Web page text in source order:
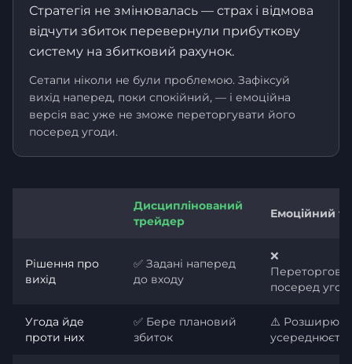
Стратегія не змінювалась — страх і відмова
відчути збиток перевернули прибуткову
систему на збитковий рахунок.
Сетапи ніколи не були проблемою. Зафіксуй
вихід наперед, поки спокійний, — і емоційна
версія вас уже не зможе переторгувати його
посеред угоди.
Дисциплінований
трейдер
Емоційний
Рішення про
вихід
✅ Задані наперед
до входу
❌
посеред
Угода йде
проти них
✅ Бере плановий
збиток
⚠️ Розширює